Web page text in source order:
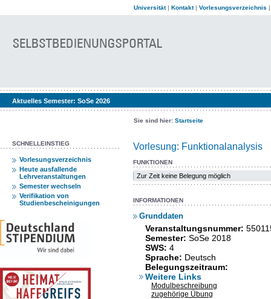
Universität| Kontakt| Vorlesungsverzeichnis
Aktuelles Semester: SoSe 2026
Sie sind hier: Startseite
SCHNELLEINSTIEG
Vorlesungsverzeichnis
Heute ausfallende
Lehrveranstaltungen
Semester wechseln
Verifikation von
Studienbescheinigungen
Vorlesung: Funktionalanalysis
FUNKTIONEN
Zur Zeit keine Belegung möglich
INFORMATIONEN
Grunddaten
Veranstaltungsnummer:
Semester: SoSe 2018
SWS: 4
Sprache: Deutsch
Belegungszeitraum:
Weitere Links
Modulbeschreibung
zugehörige Übung